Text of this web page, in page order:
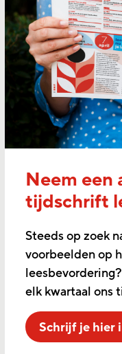
Neem een
tijdschrift
Steeds op zoek
voorbeelden op
elk kwartaal ons
Schrijf je hier